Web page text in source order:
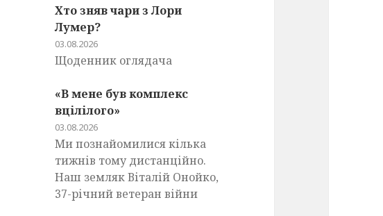
Хто зняв чари з Лори
Лумер?
03.08.2026
Щоденник оглядача
«В мене був комплекс
вцілілого»
03.08.2026
Ми познайомилися кілька
тижнів тому дистанційно.
Наш земляк Віталій Онойко,
37-річний ветеран війни